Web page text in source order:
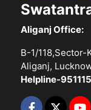
Aliganj Office:
B-1/118,Sector-
Aliganj,
Helpline-